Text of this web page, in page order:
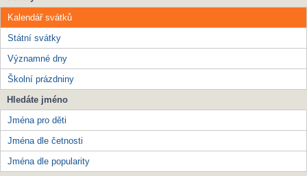
Kalendář svátků
Státní svátky
Významné dny
Školní prázdniny
Hledáte jméno
Jména pro děti
Jména dle četnosti
Jména dle popularity